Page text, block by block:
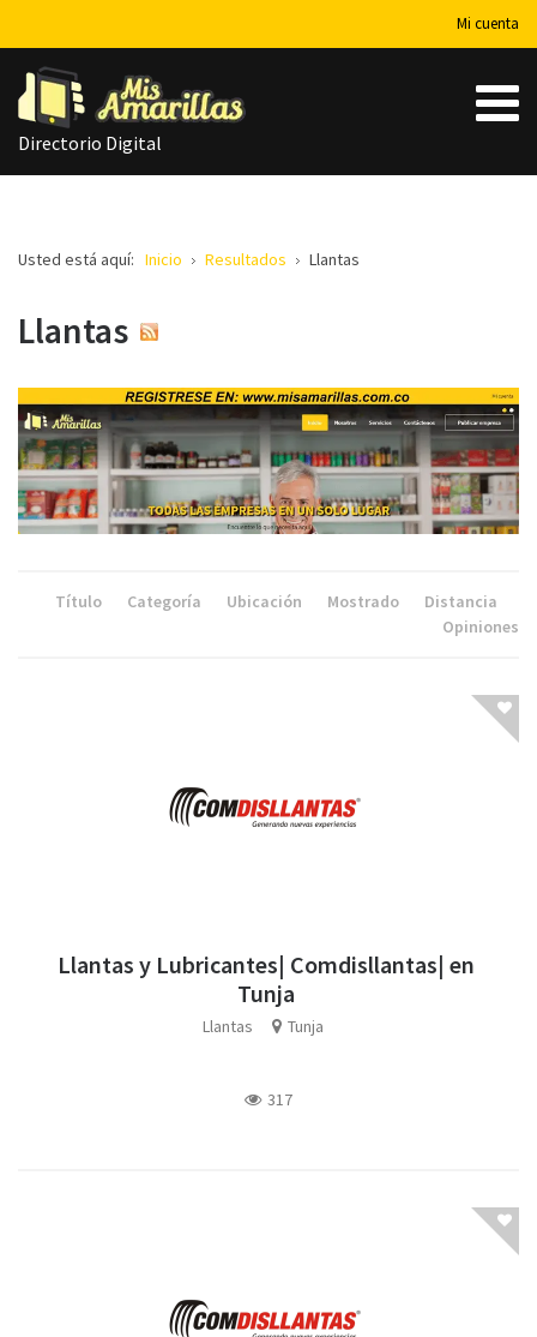
Mi cuenta
Directorio Digital
Usted está aquí: Inicio Resultados Llantas
Llantas
Título Categoría Ubicación Mostrado
Distancia
Opiniones
Llantas y Lubricantes| Comdisllantas| en
Tunja
Llantas Tunja
317